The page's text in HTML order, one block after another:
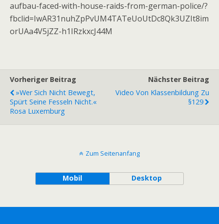
aufbau-faced-with-house-raids-from-german-police/?
fbclid=IwAR31nuhZpPvUM4TATeUoUtDc8Qk3UZIt8im
orUAa4V5jZZ-h1IRzkxcJ44M
Vorheriger Beitrag
»Wer Sich Nicht Bewegt,
Spürt Seine Fesseln Nicht.«
Rosa Luxemburg
Nächster Beitrag
Video Von Klassenbildung Zu
§129
Zum Seitenanfang
Mobil Desktop